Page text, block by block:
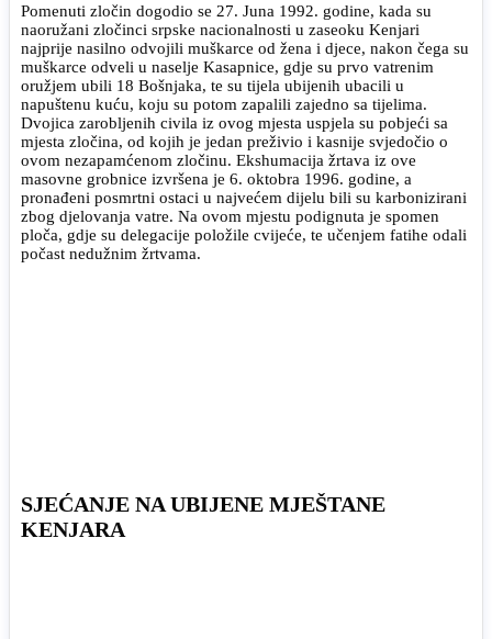
Pomenuti zločin dogodio se 27. Juna 1992. godine, kada su
naoružani zločinci srpske nacionalnosti u zaseoku Kenjari
najprije nasilno odvojili muškarce od žena i djece, nakon čega su
muškarce odveli u naselje Kasapnice, gdje su prvo vatrenim
oružjem ubili 18 Bošnjaka, te su tijela ubijenih ubacili u
napuštenu kuću, koju su potom zapalili zajedno sa tijelima.
Dvojica zarobljenih civila iz ovog mjesta uspjela su pobjeći sa
mjesta zločina, od kojih je jedan preživio i kasnije svjedočio o
ovom nezapamćenom zločinu. Ekshumacija žrtava iz ove
masovne grobnice izvršena je 6. oktobra 1996. godine, a
pronađeni posmrtni ostaci u najvećem dijelu bili su karbonizirani
zbog djelovanja vatre. Na ovom mjestu podignuta je spomen
ploča, gdje su delegacije položile cvijeće, te učenjem fatihe odali
počast nedužnim žrtvama.
SJEĆANJE NA UBIJENE MJEŠTANE
KENJARA